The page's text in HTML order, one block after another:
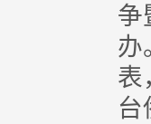
争
办
表
台